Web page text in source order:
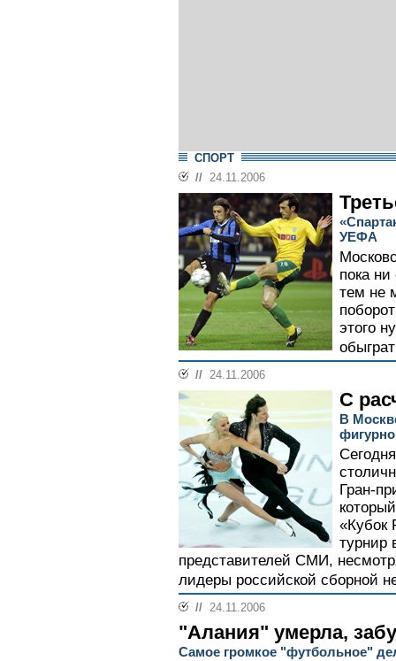
СПОРТ
// 24.11.2006
УЕФА
пока ни
тем не
этого
// 24.11.2006
С
В
Гран-
«Кубок
турнир
представителей СМИ,
лидеры российской сборной
// 24.11.2006
"Алания" умерла,
Самое громкое "футбольное"